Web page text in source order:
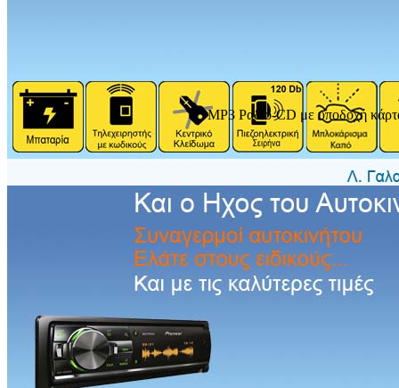
MP3 Ραδιο-CD με υποδοχή